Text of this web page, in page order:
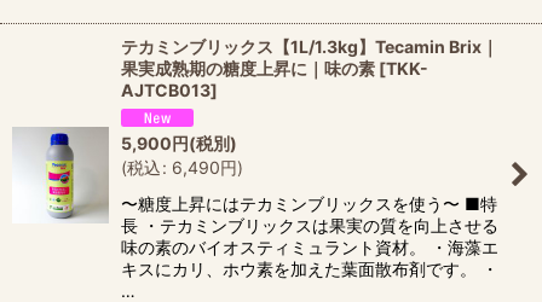
テカミンブリックス【1L/1.3kg】Tecamin Brix｜
果実成熟期の糖度上昇に｜味の素 [TKK-
AJTCB013]
5,900円(税別)
(税込: 6,490円)
〜糖度上昇にはテカミンブリックスを使う〜 ■特
長 ・テカミンブリックスは果実の質を向上させる
味の素のバイオスティミュラント資材。 ・海藻エ
キスにカリ、ホウ素を加えた葉面散布剤です。 ・
…